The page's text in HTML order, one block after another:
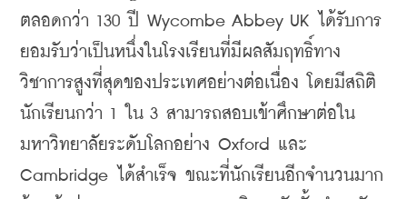
ตลอดกว่า 130 ปี Wycombe Abbey UK ได้รับการ
ยอมรับว่าเป็นหนึ่งในโรงเรียนที่มีผลสัมฤทธิ์ทาง
วิชาการสูงที่สุดของประเทศอย่างต่อเนื่อง โดยมีสถิติ
นักเรียนกว่า 1 ใน 3 สามารถสอบเข้าศึกษาต่อใน
มหาวิทยาลัยระดับโลกอย่าง Oxford และ
Cambridge ได้สำเร็จ ขณะที่นักเรียนอีกจำนวนมาก